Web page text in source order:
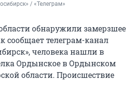
/ «Телеграм»
обнаружили замерзшее
сообщает телеграм-канал
человека нашли в
Ордынское в Ордынском
области. Происшествие